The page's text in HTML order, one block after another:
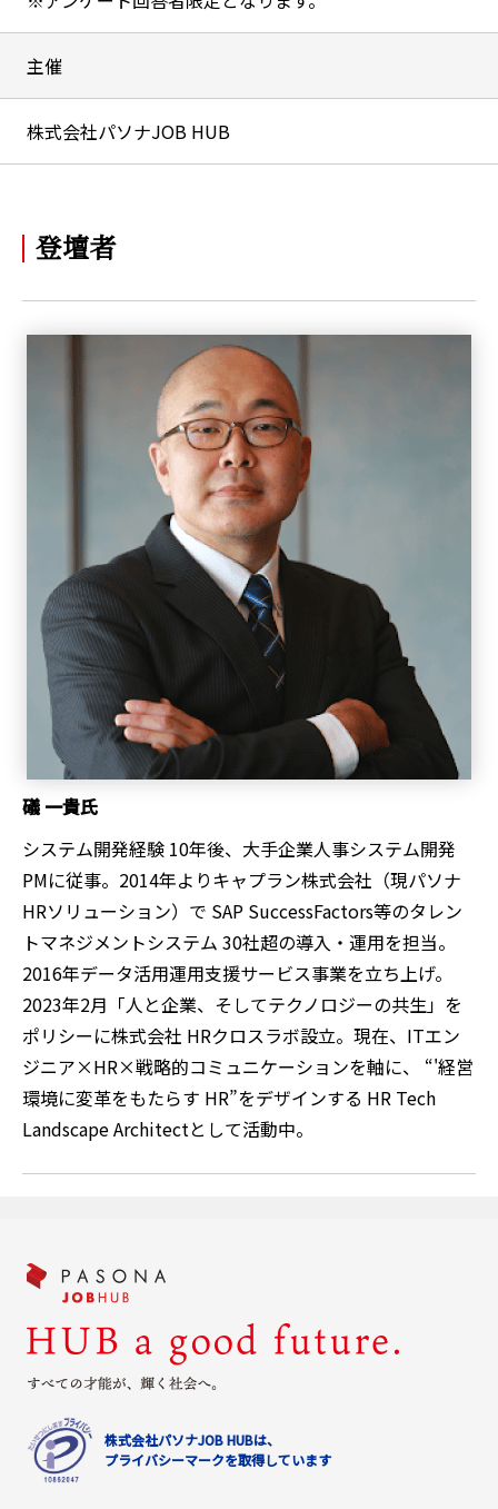
主催
株式会社パソナJOB HUB
登壇者
礒 一貴氏
システム開発経験 10年後、大手企業人事システム開発
PMに従事。2014年よりキャプラン株式会社（現パソナ
HRソリューション）で SAP SuccessFactors等のタレン
トマネジメントシステム 30社超の導入・運用を担当。
2016年データ活用運用支援サービス事業を立ち上げ。
2023年2月「人と企業、そしてテクノロジーの共生」を
ポリシーに株式会社 HRクロスラボ設立。現在、ITエン
ジニア×HR×戦略的コミュニケーションを軸に、 “'経営
環境に変革をもたらす HR”をデザインする HR Tech
Landscape Architectとして活動中。
株式会社パソナJOB HUBは、
プライバシーマークを取得しています